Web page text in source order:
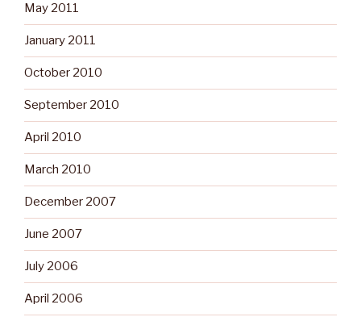
May 2011
January 2011
October 2010
September 2010
April 2010
March 2010
December 2007
June 2007
July 2006
April 2006